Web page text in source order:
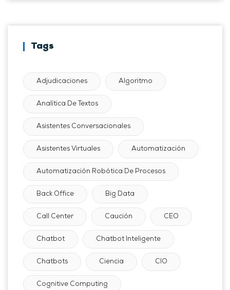
Tags
Adjudicaciones Algoritmo
Analítica De Textos
Asistentes Conversacionales
Asistentes Virtuales Automatización
Automatización Robótica De Procesos
Back Office Big Data
Call Center Caución CEO
Chatbot Chatbot Inteligente
Chatbots Ciencia CIO
Cognitive Computing